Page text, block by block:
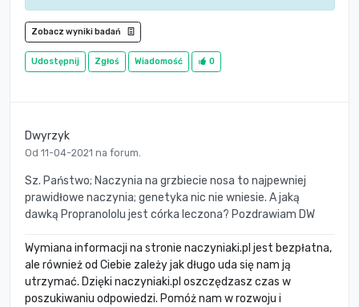
Zobacz wyniki badań
Udostępnij Zgłoś Wiadomość 0
Dwyrzyk
Od 11-04-2021 na forum.
Sz. Państwo; Naczynia na grzbiecie nosa to najpewniej
prawidłowe naczynia; genetyka nic nie wniesie. A jaką
dawką Propranololu jest córka leczona? Pozdrawiam DW
Wymiana informacji na stronie naczyniaki.pl jest bezpłatna,
ale również od Ciebie zależy jak długo uda się nam ją
utrzymać. Dzięki naczyniaki.pl oszczędzasz czas w
poszukiwaniu odpowiedzi. Pomóż nam w rozwoju i